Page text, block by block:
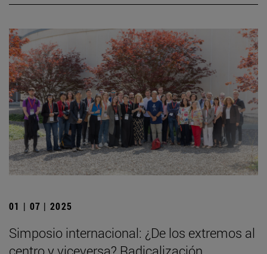
01 | 07 | 2025
Simposio internacional: ¿De los extremos al